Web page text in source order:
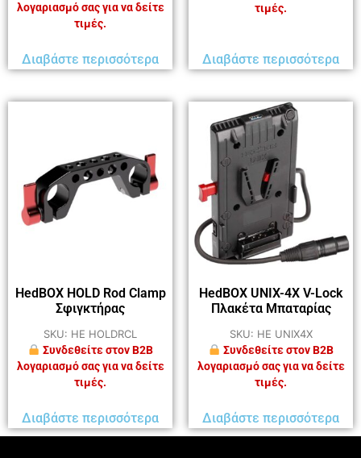
λογαριασμό σας για να δείτε
τιμές.
Διαβάστε περισσότερα
τιμές.
Διαβάστε περισσότερα
HedBOX HOLD Rod Clamp
Σφιγκτήρας
SKU: HE HOLDRCL
Συνδεθείτε στον B2B
λογαριασμό σας για να δείτε
τιμές.
Διαβάστε περισσότερα
HedBOX UNIX-4X V-Lock
Πλακέτα Μπαταρίας
SKU: HE UNIX4X
Συνδεθείτε στον B2B
λογαριασμό σας για να δείτε
τιμές.
Διαβάστε περισσότερα